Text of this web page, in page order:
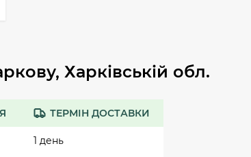
Харківській обл.
ТЕРМІН ДОСТАВКИ
1 день